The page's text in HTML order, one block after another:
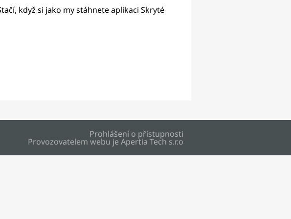
když si jako my stáhnete aplikaci Skryté
Prohlášení o přístupnosti
Provozovatelem webu jeApertia Tech s.r.o